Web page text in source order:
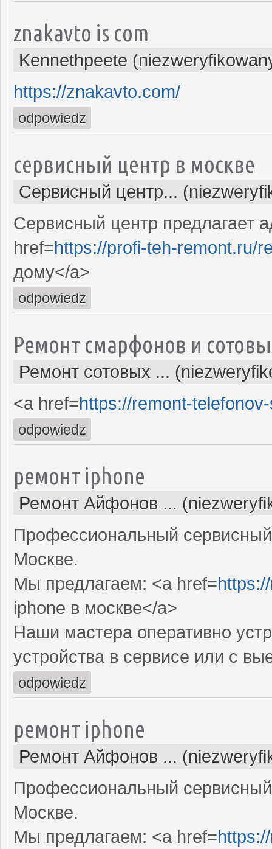
znakavto is com
Kennethpeete
https://znakavto.com/
odpowiedz
сервисный центр в москве
Сервисный центр...
Сервисный центр предлагает
href=https://profi-teh-remont.ru/
дому</a>
odpowiedz
Ремонт смарфонов и
Ремонт сотовых ...
<a href=https://remont-
odpowiedz
ремонт iphone
Ремонт Айфонов ...
Профессиональный
Москве.
Мы предлагаем: <a href=
iphone в москве</a>
Наши мастера оперативно
устройства в сервисе или с
odpowiedz
ремонт iphone
Ремонт Айфонов ...
Профессиональный
Москве.
Мы предлагаем: <a href=